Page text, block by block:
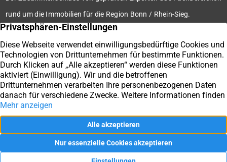
rund um die Immobilien für die Region Bonn / Rhein-Sieg.
Ihre Immobilienmakler der Immobilienbörse Bonn / Rhein-